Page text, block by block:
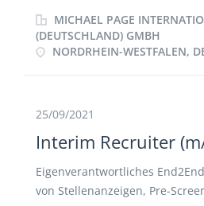
Interviews - Unterstützung
MICHAEL PAGE
(DEUTSCHLAND) GMBH
NORDRHEIN-WESTFALEN,
25/09/2021
Interim Recruiter
Eigenverantwortliches
von Stellenanzeigen, Pre-